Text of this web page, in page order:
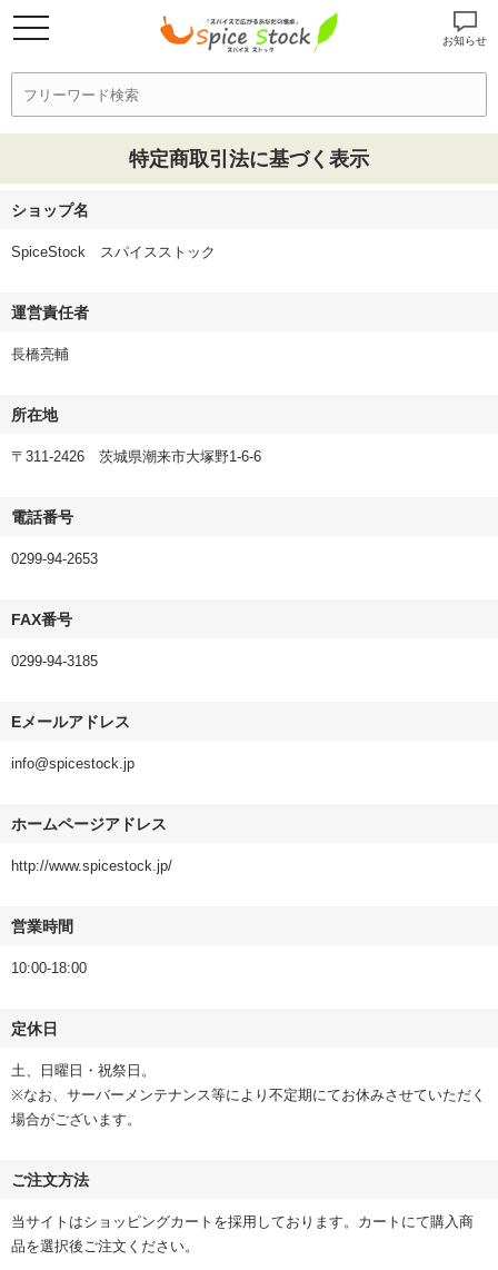
お知らせ
特定商取引法に基づく表示
ショップ名
SpiceStock スパイスストック
運営責任者
長橋亮輔
所在地
〒311-2426 茨城県潮来市大塚野1-6-6
電話番号
0299-94-2653
FAX番号
0299-94-3185
Eメールアドレス
info@spicestock.jp
ホームページアドレス
http://www.spicestock.jp/
営業時間
10:00-18:00
定休日
土、日曜日・祝祭日。
※なお、サーバーメンテナンス等により不定期にてお休みさせていただく
場合がございます。
ご注文方法
当サイトはショッピングカートを採用しております。カートにて購入商
品を選択後ご注文ください。